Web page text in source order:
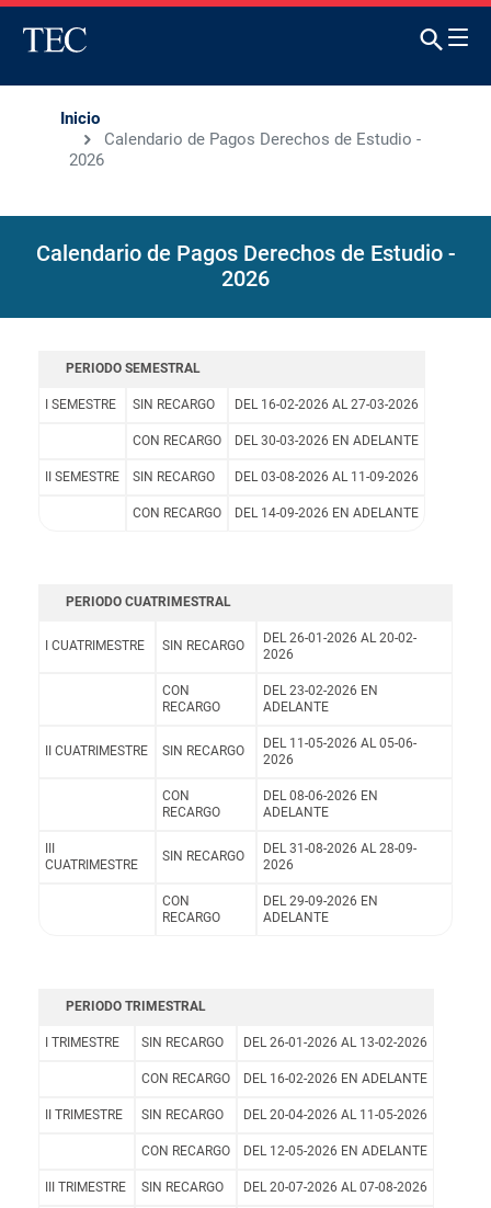
Inicio
Calendario de Pagos Derechos de Estudio -
2026
Calendario de Pagos Derechos de Estudio -
2026
PERIODO SEMESTRAL
I SEMESTRE SIN RECARGO DEL 16-02-2026 AL 27-03-2026
CON RECARGO DEL 30-03-2026 EN ADELANTE
II SEMESTRE SIN RECARGO DEL 03-08-2026 AL 11-09-2026
CON RECARGO DEL 14-09-2026 EN ADELANTE
PERIODO CUATRIMESTRAL
I CUATRIMESTRE SIN RECARGO
DEL 26-01-2026 AL 20-02-
2026
CON
RECARGO
DEL 23-02-2026 EN
ADELANTE
II CUATRIMESTRE SIN RECARGO
DEL 11-05-2026 AL 05-06-
2026
CON
RECARGO
DEL 08-06-2026 EN
ADELANTE
CUATRIMESTRE
SIN RECARGO
DEL 31-08-2026 AL 28-09-
2026
CON
RECARGO
DEL 29-09-2026 EN
ADELANTE
PERIODO TRIMESTRAL
I TRIMESTRE SIN RECARGO DEL 26-01-2026 AL 13-02-2026
CON RECARGO DEL 16-02-2026 EN ADELANTE
II TRIMESTRE SIN RECARGO DEL 20-04-2026 AL 11-05-2026
CON RECARGO DEL 12-05-2026 EN ADELANTE
III TRIMESTRE SIN RECARGO DEL 20-07-2026 AL 07-08-2026